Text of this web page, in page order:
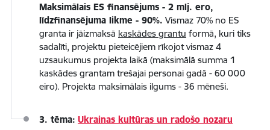
Maksimālais ES finansējums - 2 mlj. ero,
līdzfinansējuma likme - 90%. Vismaz 70% no ES
granta ir jāizmaksā kaskādes grantu formā, kuri tiks
sadalīti, projektu pieteicējiem rīkojot vismaz 4
uzsaukumus projekta laikā (maksimālā summa 1
kaskādes grantam trešajai personai gadā - 60 000
eiro). Projekta maksimālais ilgums - 36 mēneši.
3. tēma: Ukrainas kultūras un radošo nozaru